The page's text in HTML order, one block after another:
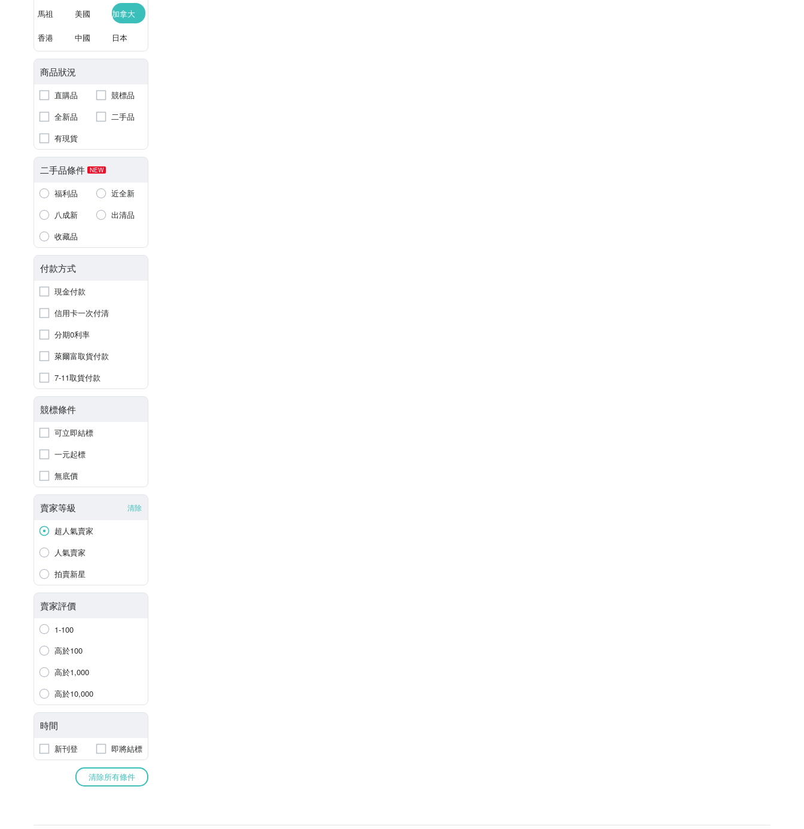
馬祖 美國 加拿大
香港 中國 日本
商品狀況
直購品
競標品
全新品
二手品
有現貨
二手品條件 NEW
福利品
近全新
八成新
出清品
收藏品
付款方式
現金付款
信用卡一次付清
分期0利率
萊爾富取貨付款
7-11取貨付款
競標條件
可立即結標
一元起標
無底價
賣家等級 清除
超人氣賣家
人氣賣家
拍賣新星
賣家評價
1-100
高於100
高於1,000
高於10,000
時間
新刊登 即將結標
清除所有條件